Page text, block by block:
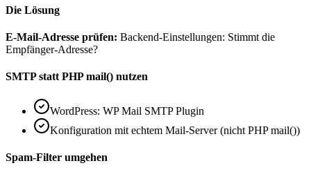
Die Lösung
E-Mail-Adresse prüfen: Backend-Einstellungen: Stimmt die
Empfänger-Adresse?
SMTP statt PHP mail() nutzen
WordPress: WP Mail SMTP Plugin
Konfiguration mit echtem Mail-Server (nicht PHP mail())
Spam-Filter umgehen